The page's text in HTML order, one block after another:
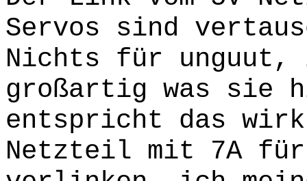
Servos sind
Nichts für
großartig was sie
entspricht das
Netzteil mit 7A für